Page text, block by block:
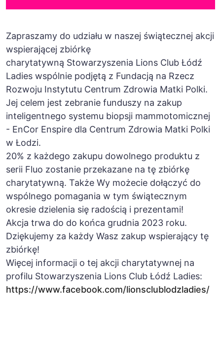
Zapraszamy do udziału w naszej świątecznej akcji
wspierającej zbiórkę
charytatywną Stowarzyszenia Lions Club Łódź
Ladies wspólnie podjętą z Fundacją na Rzecz
Rozwoju Instytutu Centrum Zdrowia Matki Polki.
Jej celem jest zebranie funduszy na zakup
inteligentnego systemu biopsji mammotomicznej
- EnCor Enspire dla Centrum Zdrowia Matki Polki
w Łodzi.
20% z każdego zakupu dowolnego produktu z
serii Fluo zostanie przekazane na tę zbiórkę
charytatywną. Także Wy możecie dołączyć do
wspólnego pomagania w tym świątecznym
okresie dzielenia się radością i prezentami!
Akcja trwa do do końca grudnia 2023 roku.
Dziękujemy za każdy Wasz zakup wspierający tę
zbiórkę!
Więcej informacji o tej akcji charytatywnej na
profilu Stowarzyszenia Lions Club Łódź Ladies:
https://www.facebook.com/lionsclublodzladies/